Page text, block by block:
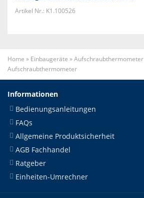
Artikel Nr.: K1.100526
Home » Einbaugeräte »Aufschraubthermometer
Aufschraubthermometer
Informationen
Bedienungsanleitungen
FAQs
Allgemeine Produktsicherheit
AGB Fachhandel
Ratgeber
Einheiten-Umrechner